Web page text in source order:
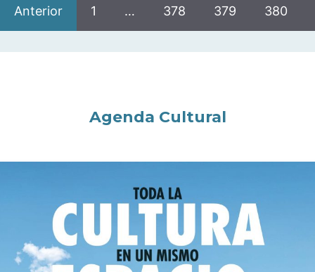
Anterior 1 … 378 379 380
Agenda Cultural